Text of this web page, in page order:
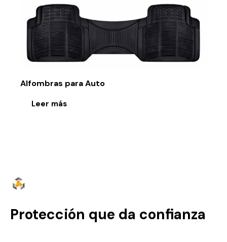
Alfombras para Auto
Leer más
Protección que da confianza